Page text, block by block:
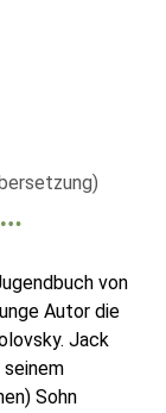
von
Autor die
Jack
Sohn